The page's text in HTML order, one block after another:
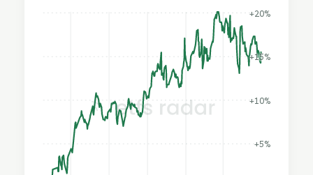
+5%
+10%
+15%
+20%